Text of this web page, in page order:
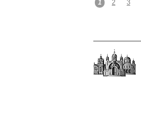
1 2 3